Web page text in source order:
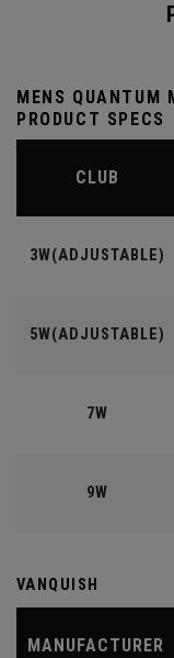
MENS QUANTUM
PRODUCT SPECS
CLUB
3W(ADJUSTABLE)
5W(ADJUSTABLE)
7W
9W
VANQUISH
MANUFACTURER